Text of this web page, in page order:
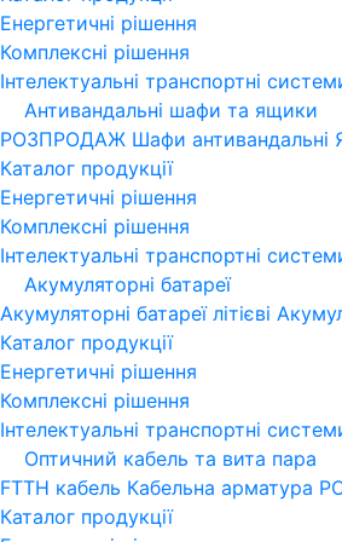
Енергетичні рішення
Комплексні рішення
Інтелектуальні транспортні
Антивандальні шафи та ящики
РОЗПРОДАЖ Шафи антивандальні
Каталог продукції
Енергетичні рішення
Комплексні рішення
Інтелектуальні транспортні
Акумуляторні батареї
Акумуляторні батареї літієві
Каталог продукції
Енергетичні рішення
Комплексні рішення
Інтелектуальні транспортні
Оптичний кабель та вита пара
FTTH кабель Кабельна арматура
Каталог продукції